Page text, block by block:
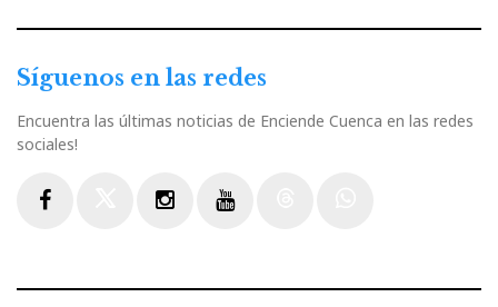
Síguenos en las redes
Encuentra las últimas noticias de Enciende Cuenca en las redes
sociales!